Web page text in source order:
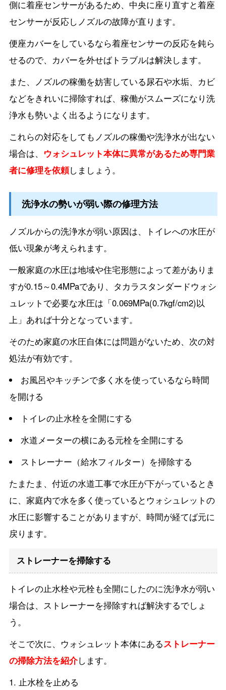
側に着座センサーがあるため、中央に座り直すと着座
センサーが反応しノズルの故障が直ります。
便座カバーをしているなら着座センサーの反応を鈍ら
せるので、カバーを外せばトラブルは解決します。
また、ノズルの稼働を妨害している尿石や水垢、カビ
などをきれいに掃除すれば、稼働がスムーズになり洗
浄水も勢いよく出るようになります。
これらの対応をしてもノズルの稼働や洗浄水が出ない
場合は、
ウォシュレット本体に異常があるため専門業
者に修理を依頼しましょう。
洗浄水の勢いが弱い際の修理方法
ノズルからの洗浄水が弱い原因は、トイレへの水圧が
低い現象が考えられます。
一般家庭の水圧は地域や住宅形態によって差がありま
すが0.15～0.4MPaであり、タカラスタンダードウォシ
ュレットで必要な水圧は「0.069MPa(0.7kgf/cm2)以
上」あれば十分となっています。
そのため家庭の水圧自体には問題がないため、次の対
処法が有効です。
お風呂やキッチンで多く水を使っているなら時間
を開ける
トイレの止水栓を全開にする
水道メーターの横にある元栓を全開にする
ストレーナー（給水フィルター）を掃除する
たまたま、付近の水道工事で水圧が下がっているとき
に、家庭内で水を多く使っているとウォシュレットの
水圧に影響することがありますが、時間が経てば元に
戻ります。
ストレーナーを掃除する
トイレの止水栓や元栓も全開にしたのに洗浄水が弱い
場合は、ストレーナーを掃除すれば解決するでしょ
う。
そこで次に、ウォシュレット本体にあるストレーナー
の掃除方法を紹介します。
止水栓を止める